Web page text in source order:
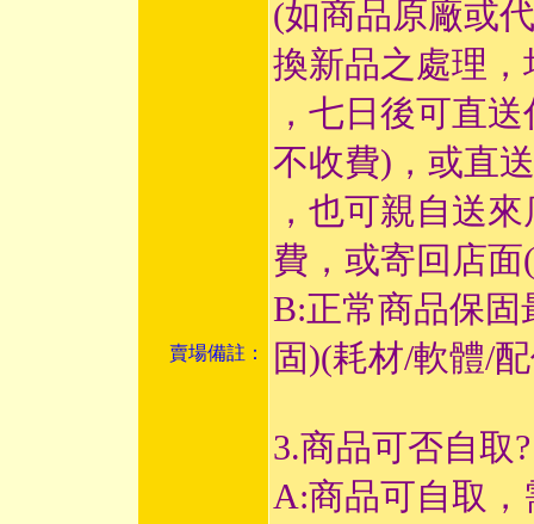
賣場備註：
(如商品原廠或
換新品之處理
，七日後可直
不收費)，或直
，也可親自送
費，或寄回店
B:正常商品保固
固)(耗材/軟體/
3.商品可否自取?
A:商品可自取